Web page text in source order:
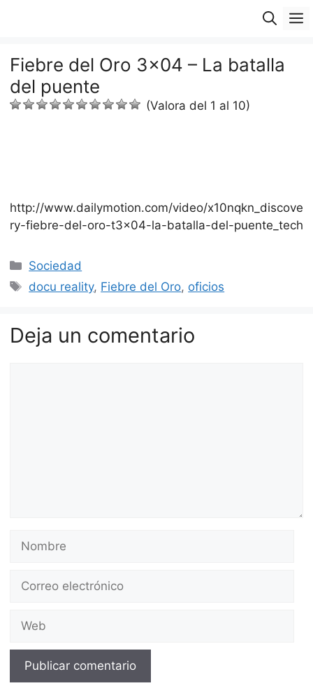
Fiebre del Oro 3×04 – La batalla
del puente
(Valora del 1 al 10)
http://www.dailymotion.com/video/x10nqkn_discove
ry-fiebre-del-oro-t3x04-la-batalla-del-puente_tech
Categorías
Sociedad
Etiquetas
docu reality, Fiebre del Oro, oficios
Deja un comentario
Nombre
Correo
Web